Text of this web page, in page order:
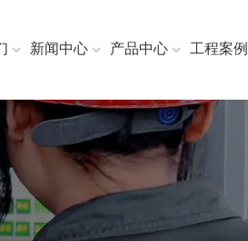
新闻中心 产品中心 工程案例